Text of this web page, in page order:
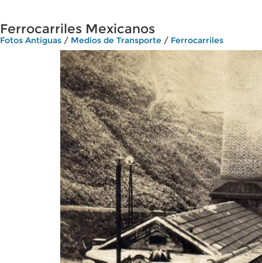
Ferrocarriles Mexicanos
Fotos Antiguas / Medios de Transporte / Ferrocarriles